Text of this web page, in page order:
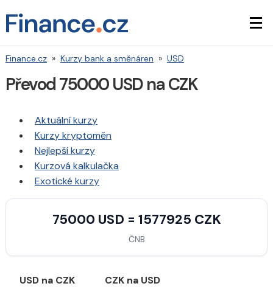
Finance.cz » Kurzy bank a směnáren » USD
Převod 75000 USD na CZK
Aktuální kurzy
Kurzy kryptoměn
Nejlepší kurzy
Kurzová kalkulačka
Exotické kurzy
75000 USD = 1577925 CZK
ČNB
USD na CZK CZK na USD